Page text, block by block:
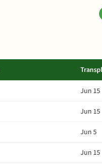
Jun 15
Jun 15
Jun 5
Jun 15